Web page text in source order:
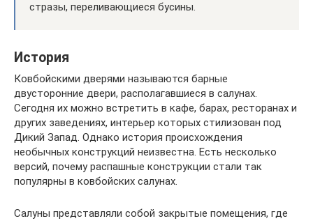
стразы, переливающиеся бусины.
История
Ковбойскими дверями называются барные
двусторонние двери, располагавшиеся в салунах.
Сегодня их можно встретить в кафе, барах, ресторанах и
других заведениях, интерьер которых стилизован под
Дикий Запад. Однако история происхождения
необычных конструкций неизвестна. Есть несколько
версий, почему распашные конструкции стали так
популярны в ковбойских салунах.
Салуны представляли собой закрытые помещения, где